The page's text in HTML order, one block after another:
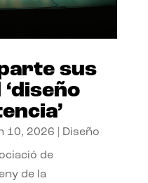
sus
10, 2026 Diseño
de
de la